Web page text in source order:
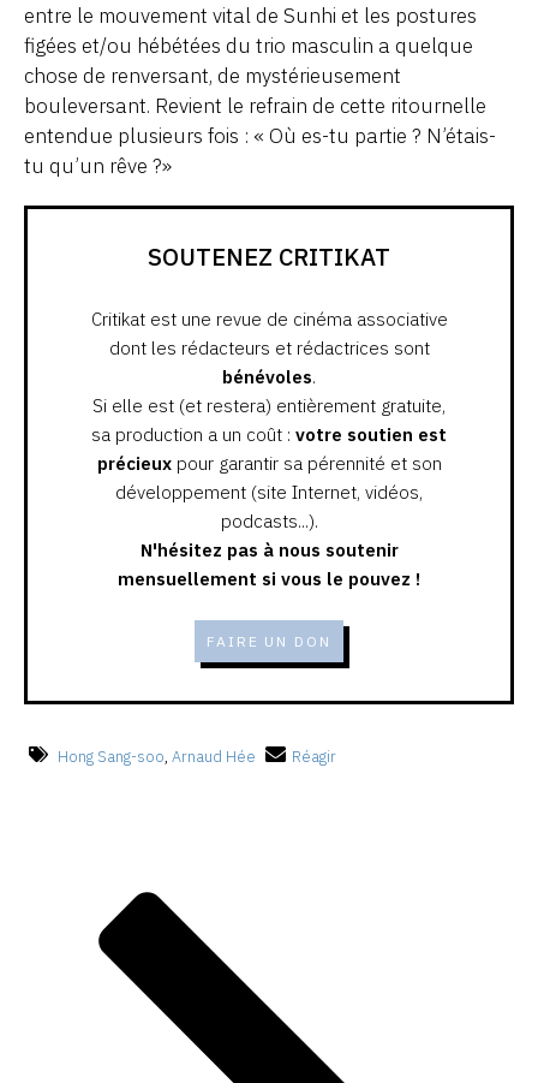
entre le mouvement vital de Sunhi et les postures
figées et/ou hébétées du trio masculin a quelque
chose de renversant, de mystérieusement
bouleversant. Revient le refrain de cette ritournelle
entendue plusieurs fois : « Où es-tu partie ? N’étais-
tu qu’un rêve ?»
SOUTENEZ CRITIKAT
Critikat est une revue de cinéma associative
dont les rédacteurs et rédactrices sont
bénévoles.
Si elle est (et restera) entièrement gratuite,
sa production a un coût : votre soutien est
précieuxpour garantir sa pérennité et son
développement (site Internet, vidéos,
podcasts...).
N'hésitez pas à nous soutenir
mensuellement si vous le pouvez !
FAIRE UN DON
Hong Sang-soo, Arnaud Hée Réagir